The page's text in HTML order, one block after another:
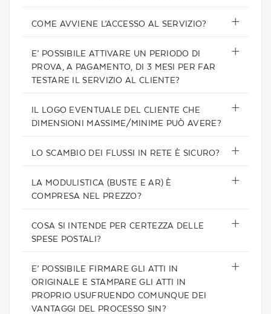
COME AVVIENE L’ACCESSO AL SERVIZIO?
E’ POSSIBILE ATTIVARE UN PERIODO DI
PROVA, A PAGAMENTO, DI 3 MESI PER FAR
TESTARE IL SERVIZIO AL CLIENTE?
IL LOGO EVENTUALE DEL CLIENTE CHE
DIMENSIONI MASSIME/MINIME PUÒ AVERE?
LO SCAMBIO DEI FLUSSI IN RETE È SICURO?
LA MODULISTICA (BUSTE E AR) È
COMPRESA NEL PREZZO?
COSA SI INTENDE PER CERTEZZA DELLE
SPESE POSTALI?
E’ POSSIBILE FIRMARE GLI ATTI IN
ORIGINALE E STAMPARE GLI ATTI IN
PROPRIO USUFRUENDO COMUNQUE DEI
VANTAGGI DEL PROCESSO SIN?